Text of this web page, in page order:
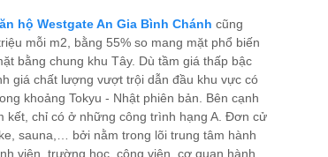
hộ Westgate An Gia Bình Chánh cũng
mỗi m2, bằng 55% so mang mặt phổ biến
bằng chung khu Tây. Dù tầm giá thấp bậc
giá chất lượng vượt trội dẫn đầu khu vực có
khoảng Tokyu - Nhật phiên bản. Bên cạnh
chỉ có ở những công trình hạng A. Đơn cử
sauna,… bởi nằm trong lõi trung tâm hành
viện, trường học, công viên, cơ quan hành